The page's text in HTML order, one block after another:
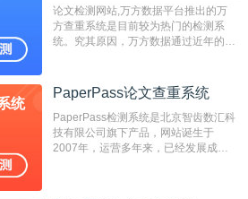
论文检测网站,万方数据平台推出的万
方查重系统是目前较为热门的检测系
统。究其原因，万方数据通过近年的发
检测系统，其真实性和权威性无可厚
非。其次，相对于知网而言，万方检测
费用少，上手容易，是学生初次论文查
重的推荐系统。
统
PaperPass论文查重系统
PaperPass检测系统是北京智齿数汇科
技有限公司旗下产品，网站诞生于
2007年，运营多年来，已经发展成为